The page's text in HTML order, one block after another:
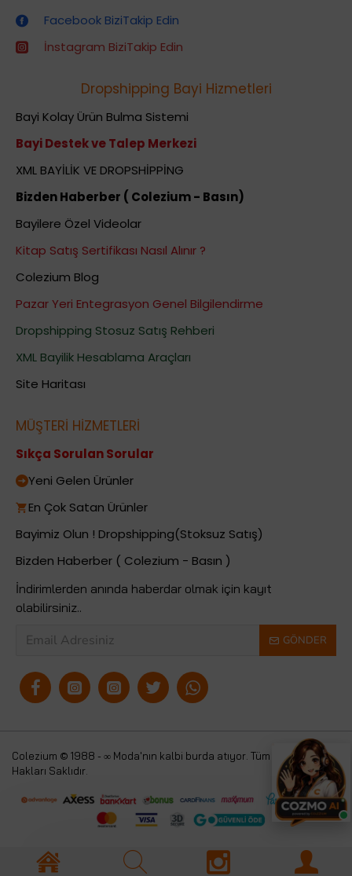
Facebook BiziTakip Edin
İnstagram BiziTakip Edin
Dropshipping Bayi Hizmetleri
Bayi Kolay Ürün Bulma Sistemi
Bayi Destek ve Talep Merkezi
XML BAYİLİK VE DROPSHİPPİNG
Bizden Haberber ( Colezium - Basın)
Bayilere Özel Videolar
Kitap Satış Sertifikası Nasıl Alınır ?
Colezium Blog
Pazar Yeri Entegrasyon Genel Bilgilendirme
Dropshipping Stosuz Satış Rehberi
XML Bayilik Hesablama Araçları
Site Haritası
MÜŞTERİ HİZMETLERİ
Sıkça Sorulan Sorular
Yeni Gelen Ürünler
En Çok Satan Ürünler
Bayimiz Olun ! Dropshipping(Stoksuz Satış)
Bizden Haberber ( Colezium - Basın )
İndirimlerden anında haberdar olmak için kayıt
olabilirsiniz..
GÖNDER
Colezium © 1988 - ∞ Moda'nın kalbi burda atıyor. Tüm
Hakları Saklıdır.
Colezium